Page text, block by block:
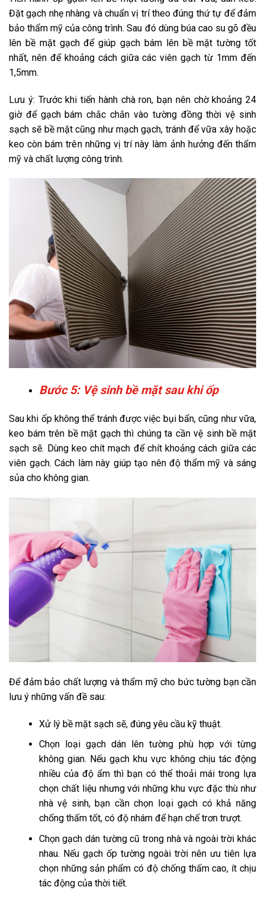
Đặt gạch nhẹ nhàng và chuẩn vị trí theo đúng thứ tự để đảm
bảo thẩm mỹ của công trình. Sau đó dùng búa cao su gõ đều
lên bề mặt gạch để giúp gạch bám lên bề mặt tường tốt
nhất, nên để khoảng cách giữa các viên gạch từ 1mm đến
1,5mm.
Lưu ý: Trước khi tiến hành chà ron, bạn nên chờ khoảng 24
giờ để gạch bám chắc chắn vào tường đồng thời vệ sinh
sạch sẽ bề mặt cũng như mạch gạch, tránh để vữa xây hoặc
keo còn bám trên những vị trí này làm ảnh hưởng đến thẩm
mỹ và chất lượng công trình.
Bước 5: Vệ sinh bề mặt sau khi ốp
Sau khi ốp không thể tránh được việc bụi bẩn, cũng như vữa,
keo bám trên bề mặt gạch thì chúng ta cần vệ sinh bề mặt
sạch sẽ. Dùng keo chít mạch để chít khoảng cách giữa các
viên gạch. Cách làm này giúp tạo nên độ thẩm mỹ và sáng
sủa cho không gian.
Để đảm bảo chất lượng và thẩm mỹ cho bức tường bạn cần
lưu ý những vấn đề sau:
Xử lý bề mặt sạch sẽ, đúng yêu cầu kỹ thuật.
Chọn loại gạch dán lên tường phù hợp với từng
không gian. Nếu gạch khu vực không chịu tác động
nhiều của độ ẩm thì bạn có thể thoải mái trong lựa
chọn chất liệu nhưng với những khu vực đặc thù như
nhà vệ sinh, bạn cần chọn loại gạch có khả năng
chống thấm tốt, có độ nhám để hạn chế trơn trượt.
Chọn gạch dán tường cũ trong nhà và ngoài trời khác
nhau. Nếu gạch ốp tường ngoài trời nên ưu tiên lựa
chọn những sản phẩm có độ chống thấm cao, ít chịu
tác động của thời tiết.